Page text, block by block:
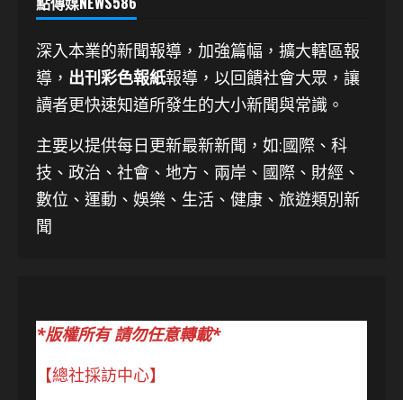
深入本業的新聞報導，加強篇幅，擴大轄區報
導， 出刊彩色報紙報導，以回饋社會大眾，讓
讀者更快速知道所發生的大小新聞與常識。
主要以提供每日更新最新新聞 ，如:國際、科
技、 政治、社會、地方、兩岸、國際、財經、
數位、運動、娛樂、生活、健康、旅遊類別新
聞
*版權所有 請勿任意轉載*
【總社採訪中心】